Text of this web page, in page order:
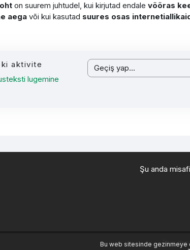
Bu web sitesinde gezinmeye
on suurem juhtudel, kui kirjutad endale võõras
aegavõi kui kasutad suures osas
aktivite
lugemine
Geçiş yap...
Şu anda
This